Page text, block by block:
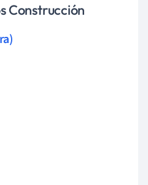
Construcción